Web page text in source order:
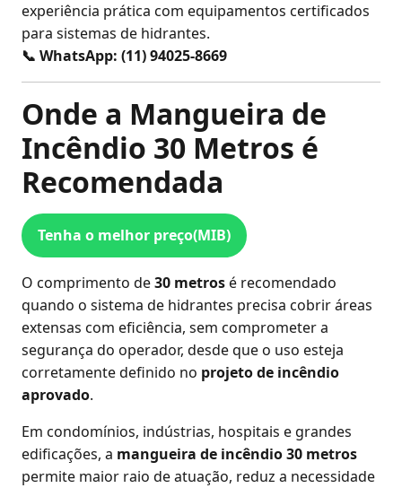
experiência prática com equipamentos certificados
para sistemas de hidrantes.
📞 WhatsApp: (11) 94025-8669
Onde a Mangueira de
Incêndio 30 Metros é
Recomendada
Tenha o melhor preço(MIB)
O comprimento de30 metrosé recomendado
quando o sistema de hidrantes precisa cobrir áreas
extensas com eficiência, sem comprometer a
segurança do operador, desde que o uso esteja
corretamente definido no projeto de incêndio
aprovado.
Em condomínios, indústrias, hospitais e grandes
edificações, a mangueira de incêndio 30 metros
permite maior raio de atuação, reduz a necessidade